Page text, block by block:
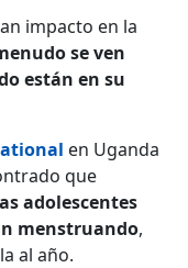
impacto en la
se ven
están en su
en Uganda
que
adolescentes
menstruando,
al año.